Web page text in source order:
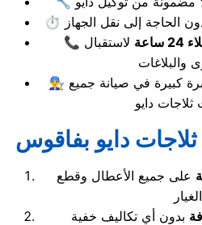
⏱️
📞 لاستقبال
👨‍🔧 كبيرة في صيانة جميع
دايو بفاقوس
على جميع الأعطال وقطع